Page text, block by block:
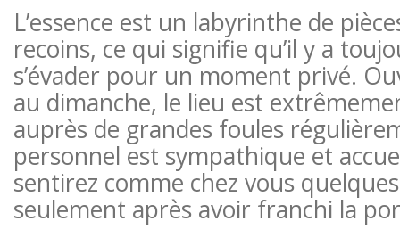
L’essence est un labyrinthe de
recoins, ce qui signifie qu’il y a
s’évader pour un moment privé.
au dimanche, le lieu est
auprès de grandes foules
personnel est sympathique et
sentirez comme chez vous
seulement après avoir franchi la